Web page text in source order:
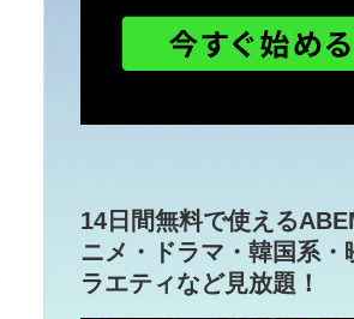
14日間無料で使える
ニメ・ドラマ・韓国系・
ラエティなど見放題！